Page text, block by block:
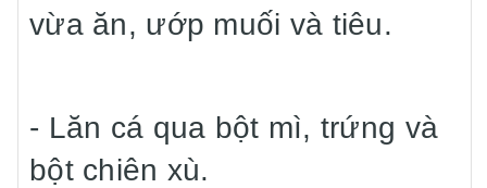
vừa ăn, ướp muối và tiêu.
- Lăn cá qua bột mì, trứng và
bột chiên xù.